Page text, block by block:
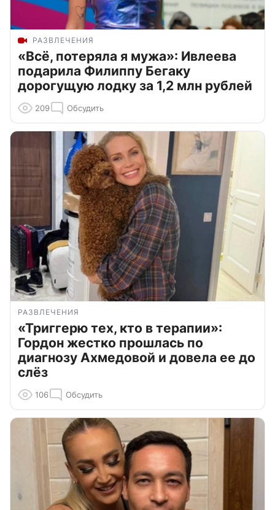
РАЗВЛЕЧЕНИЯ
«Всё, потеряла я мужа»: Ивлеева
подарила Филиппу Бегаку
дорогущую лодку за 1,2 млн рублей
209 Обсудить
РАЗВЛЕЧЕНИЯ
«Триггерю тех, кто в терапии»:
Гордон жестко прошлась по
диагнозу Ахмедовой и довела ее до
слёз
106 Обсудить